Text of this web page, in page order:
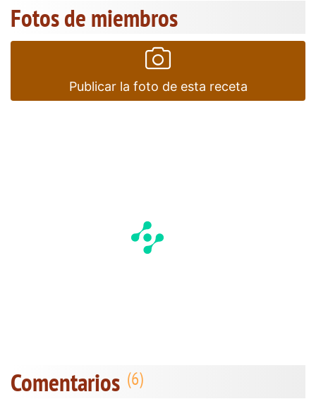
Fotos de miembros
Publicar la foto de esta receta
Comentarios